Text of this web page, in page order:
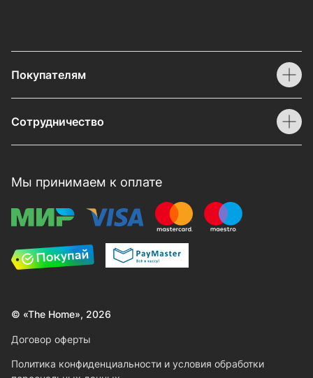
Покупателям
Сотрудничество
Мы принимаем к оплате
© «The Home», 2026
Договор оферты
Политика конфиденциальности и условия обработки